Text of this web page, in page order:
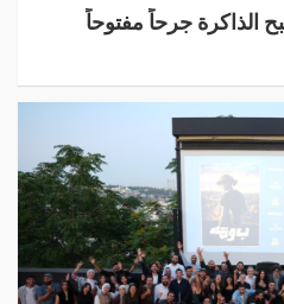
الذاكرة جرحاً مفتوحاً